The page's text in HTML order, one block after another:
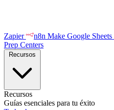
Zapier n8n Make Google Sheets
Prep Centers
Recursos
Guías esenciales para tu éxito